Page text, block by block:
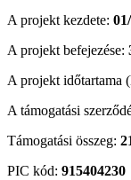
A projekt kezdete:
A projekt befejezése:
A projekt időtartama
A támogatási
Támogatási összeg:
PIC kód: 915404230